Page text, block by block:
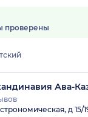
проверены
Ава-
д 15/